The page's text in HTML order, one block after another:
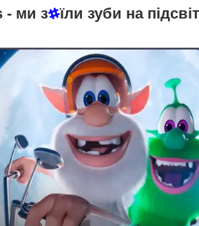
- ми з їли зуби на